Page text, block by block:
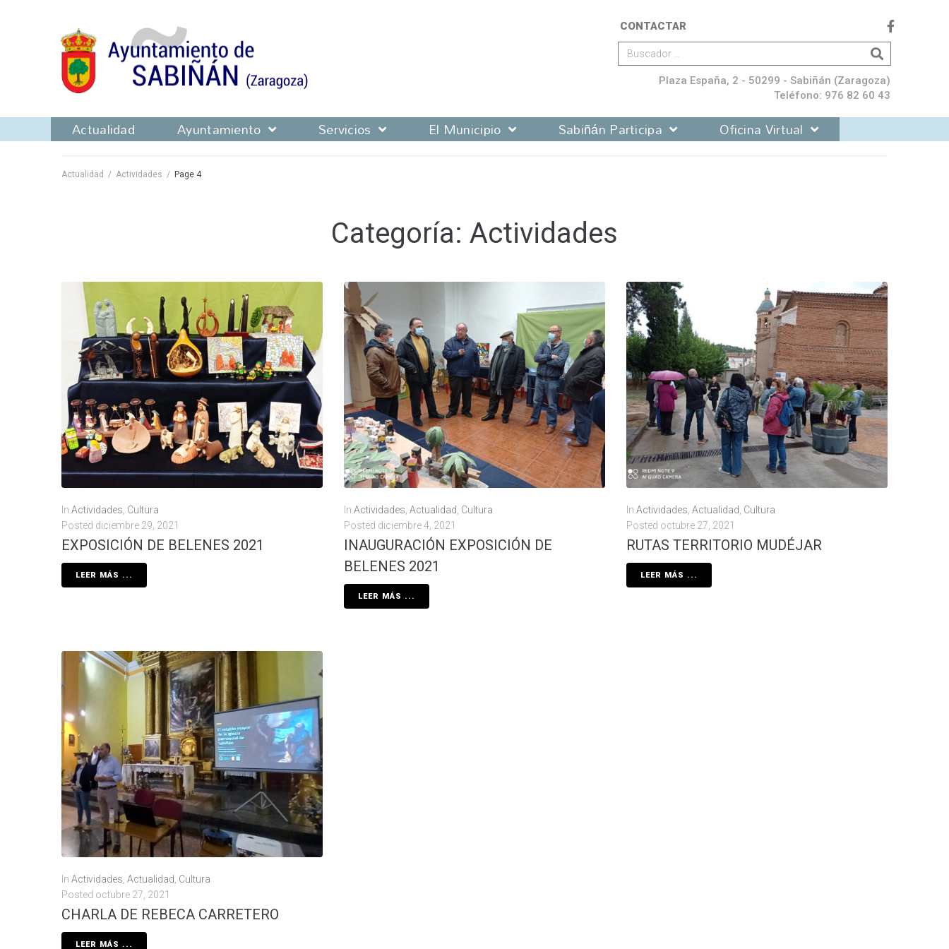
CONTACTAR
Plaza España, 2 - 50299 - Sabiñán (Zaragoza)
Teléfono: 976 82 60 43
Actualidad Ayuntamiento Servicios El Municipio Sabiñán Participa Oficina Virtual
Actualidad / Actividades / Page 4
Categoría: Actividades
In Actividades Cultura
Posted diciembre 29, 2021
EXPOSICIÓN DE BELENES 2021
LEER MÁS ...
In Actividades Actualidad Cultura
Posted diciembre 4, 2021
INAUGURACIÓN EXPOSICIÓN DE
BELENES 2021
LEER MÁS ...
In Actividades Actualidad Cultura
Posted octubre 27, 2021
RUTAS TERRITORIO MUDÉJAR
LEER MÁS ...
In Actividades Actualidad Cultura
Posted octubre 27, 2021
CHARLA DE REBECA CARRETERO
LEER MÁS ...